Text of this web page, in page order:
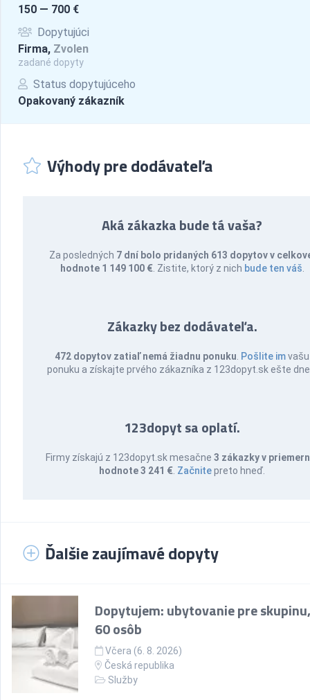
150 — 700 €
Dopytujúci
Firma, Zvolen
zadané dopyty
Status dopytujúceho
Opakovaný zákazník
Výhody pre dodávateľa
Aká zákazka bude tá vaša?
Za posledných 7 dní bolo pridaných 613 dopytov v
hodnote 1 149 100 € . Zistite, ktorý z nich bude ten váš
Zákazky bez dodávateľa.
472 dopytov zatiaľ nemá žiadnu ponuku Pošlite imvašu
ponuku a získajte prvého zákazníka z 123dopyt.sk ešte
123dopyt sa oplatí.
Firmy získajú z 123dopyt.sk mesačne3 zákazky v
hodnote 3 241 € Začnitepreto hneď.
Ďalšie zaujímavé dopyty
Dopytujem: ubytovanie pre
60 osôb
Včera (6. 8. 2026)
Česká republika
Služby